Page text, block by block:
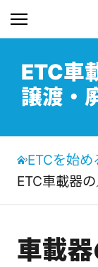
ETC車
譲渡・
ETCを始
ETC車載器
車載